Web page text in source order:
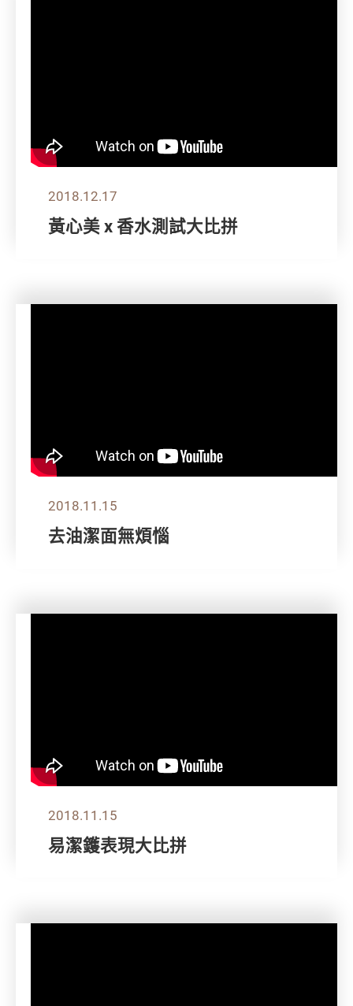
2018.12.17
黃心美 x 香水測試大比拼
2018.11.15
去油潔面無煩惱
2018.11.15
易潔鑊表現大比拼